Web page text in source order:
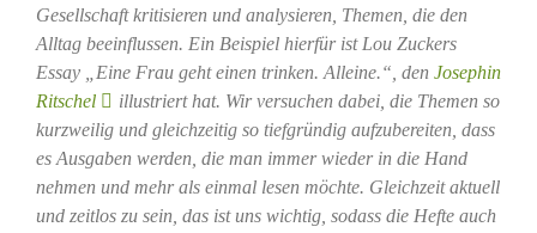
Gesellschaft kritisieren und analysieren, Themen, die den
Alltag beeinflussen. Ein Beispiel hierfür ist Lou Zuckers
Essay „Eine Frau geht einen trinken. Alleine.“, den Josephin
Ritschel
illustriert hat. Wir versuchen dabei, die Themen so
kurzweilig und gleichzeitig so tiefgründig aufzubereiten, dass
es Ausgaben werden, die man immer wieder in die Hand
nehmen und mehr als einmal lesen möchte. Gleichzeit aktuell
und zeitlos zu sein, das ist uns wichtig, sodass die Hefte auch